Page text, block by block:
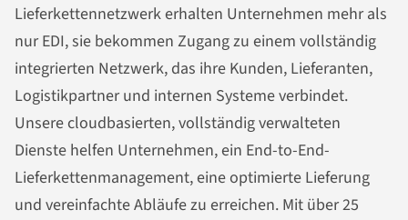
Lieferkettennetzwerk erhalten Unternehmen mehr als
nur EDI, sie bekommen Zugang zu einem vollständig
integrierten Netzwerk, das ihre Kunden, Lieferanten,
Logistikpartner und internen Systeme verbindet.
Unsere cloudbasierten, vollständig verwalteten
Dienste helfen Unternehmen, ein End-to-End-
Lieferkettenmanagement, eine optimierte Lieferung
und vereinfachte Abläufe zu erreichen. Mit über 25